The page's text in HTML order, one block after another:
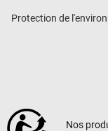
Protection de
Nos